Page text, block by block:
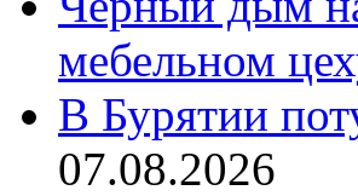
мебельном
В Бурятии
07.08.2026